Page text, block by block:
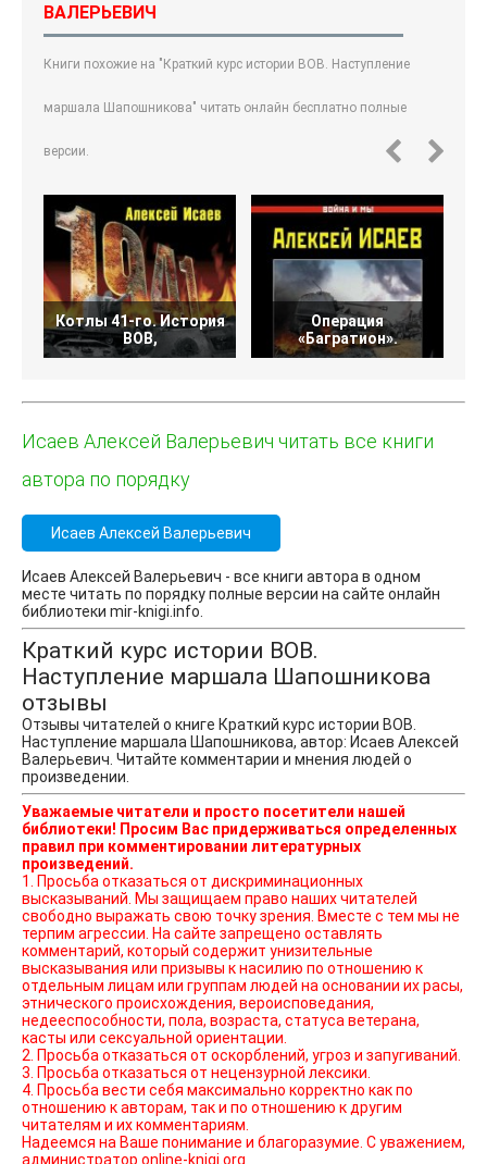
ВАЛЕРЬЕВИЧ
Книги похожие на "Краткий курс истории ВОВ. Наступление
маршала Шапошникова" читать онлайн бесплатно полные
версии.
Котлы 41-го. История
ВОВ,
Операция
«Багратион».
Исаев Алексей Валерьевич читать все книги
автора по порядку
Исаев Алексей Валерьевич
Исаев Алексей Валерьевич - все книги автора в одном
месте читать по порядку полные версии на сайте онлайн
библиотеки mir-knigi.info.
Краткий курс истории ВОВ.
Наступление маршала Шапошникова
отзывы
Отзывы читателей о книге Краткий курс истории ВОВ.
Наступление маршала Шапошникова, автор: Исаев Алексей
Валерьевич. Читайте комментарии и мнения людей о
произведении.
Уважаемые читатели и просто посетители нашей
библиотеки! Просим Вас придерживаться определенных
правил при комментировании литературных
произведений.
1. Просьба отказаться от дискриминационных
высказываний. Мы защищаем право наших читателей
свободно выражать свою точку зрения. Вместе с тем мы не
терпим агрессии. На сайте запрещено оставлять
комментарий, который содержит унизительные
высказывания или призывы к насилию по отношению к
отдельным лицам или группам людей на основании их расы,
этнического происхождения, вероисповедания,
недееспособности, пола, возраста, статуса ветерана,
касты или сексуальной ориентации.
2. Просьба отказаться от оскорблений, угроз и запугиваний.
3. Просьба отказаться от нецензурной лексики.
4. Просьба вести себя максимально корректно как по
отношению к авторам, так и по отношению к другим
читателям и их комментариям.
Надеемся на Ваше понимание и благоразумие. С уважением,
администратор online-knigi.org